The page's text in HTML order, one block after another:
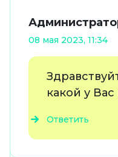
08 мая 2023, 11:34
какой у
Ответить